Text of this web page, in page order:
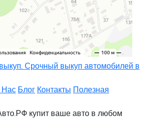
форму.
автомобильформу.
Блог Контакты Полезная
купит ваше авто в любом